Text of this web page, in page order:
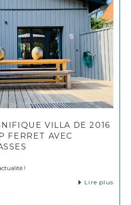
VILLA DE 2016
FERRET AVEC
!
Lire plus